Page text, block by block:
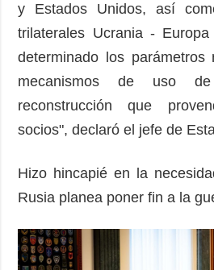
y Estados Unidos, así
trilaterales Ucrania -
determinado los parámetros
mecanismos de uso
reconstrucción que
socios", declaró el jefe de
Hizo hincapié en la
Rusia planea poner fin a la